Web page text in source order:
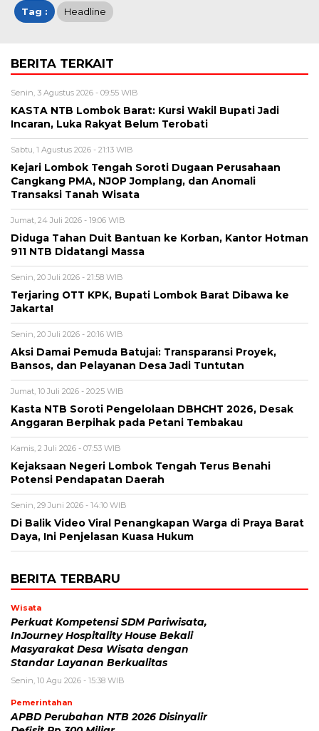
Tag : Headline
BERITA TERKAIT
Senin, 3 Agustus 2026 - 09:55 WIB
KASTA NTB Lombok Barat: Kursi Wakil Bupati Jadi
Incaran, Luka Rakyat Belum Terobati
Sabtu, 1 Agustus 2026 - 21:13 WIB
Kejari Lombok Tengah Soroti Dugaan Perusahaan
Cangkang PMA, NJOP Jomplang, dan Anomali
Transaksi Tanah Wisata
Jumat, 24 Juli 2026 - 19:06 WIB
Diduga Tahan Duit Bantuan ke Korban, Kantor Hotman
911 NTB Didatangi Massa
Senin, 20 Juli 2026 - 21:58 WIB
Terjaring OTT KPK, Bupati Lombok Barat Dibawa ke
Jakarta!
Senin, 20 Juli 2026 - 20:16 WIB
Aksi Damai Pemuda Batujai: Transparansi Proyek,
Bansos, dan Pelayanan Desa Jadi Tuntutan
Jumat, 10 Juli 2026 - 20:25 WIB
Kasta NTB Soroti Pengelolaan DBHCHT 2026, Desak
Anggaran Berpihak pada Petani Tembakau
Kamis, 2 Juli 2026 - 07:53 WIB
Kejaksaan Negeri Lombok Tengah Terus Benahi
Potensi Pendapatan Daerah
Senin, 29 Juni 2026 - 14:10 WIB
Di Balik Video Viral Penangkapan Warga di Praya Barat
Daya, Ini Penjelasan Kuasa Hukum
BERITA TERBARU
Wisata
Perkuat Kompetensi SDM Pariwisata,
InJourney Hospitality House Bekali
Masyarakat Desa Wisata dengan
Standar Layanan Berkualitas
Senin, 10 Agu 2026 - 15:38 WIB
Pemerintahan
APBD Perubahan NTB 2026 Disinyalir